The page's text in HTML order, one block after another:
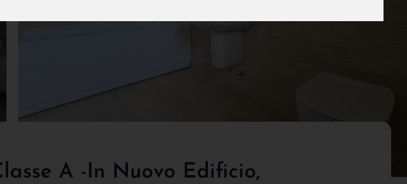
A -in Nuovo Edificio,